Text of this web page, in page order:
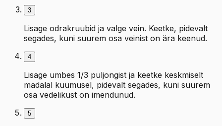
3
Lisage odrakruubid ja valge vein. Keetke, pidevalt
segades, kuni suurem osa veinist on ära keenud.
4
Lisage umbes 1/3 puljongist ja keetke keskmiselt
madalal kuumusel, pidevalt segades, kuni suurem
osa vedelikust on imendunud.
5